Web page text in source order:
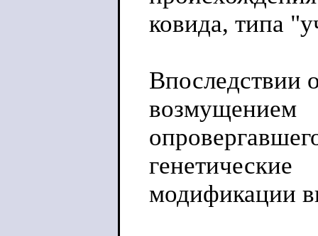
ковида, типа
Впоследствии
возмущением
генетические
модификации